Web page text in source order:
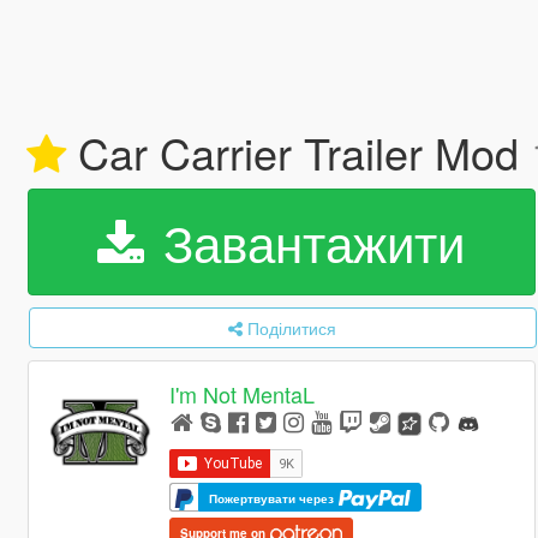
Car Carrier Trailer Mod
Завантажити
Поділитися
I'm Not MentaL
Пожертвувати через
Support me on